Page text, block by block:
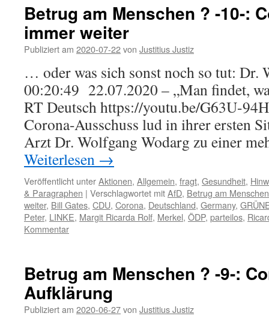
Betrug am Menschen ? -10-:
immer weiter
Publiziert am 2020-07-22von Justitius Justiz
… oder was sich sonst noch so tut:
00:20:49 22.07.2020 – „Man findet,
RT Deutsch https://youtu.be/G63U-
Corona-Ausschuss lud in ihrer ersten
Arzt Dr. Wolfgang Wodarg zu einer
Weiterlesen →
Veröffentlicht unterAktionen, Allgemein, fragt, Gesundheit,
& Paragraphen | Verschlagwortet mitAfD, Betrug am
weiter, Bill Gates, CDU, Corona, Deutschland, Germany,
Peter, LINKE, Margit Ricarda Rolf, Merkel, ÖDP, parteilos,
Kommentar
Betrug am Menschen ? -9-:
Aufklärung
Publiziert am 2020-06-27von Justitius Justiz